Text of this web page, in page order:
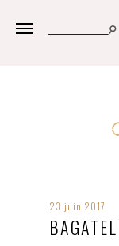
23 juin 2017